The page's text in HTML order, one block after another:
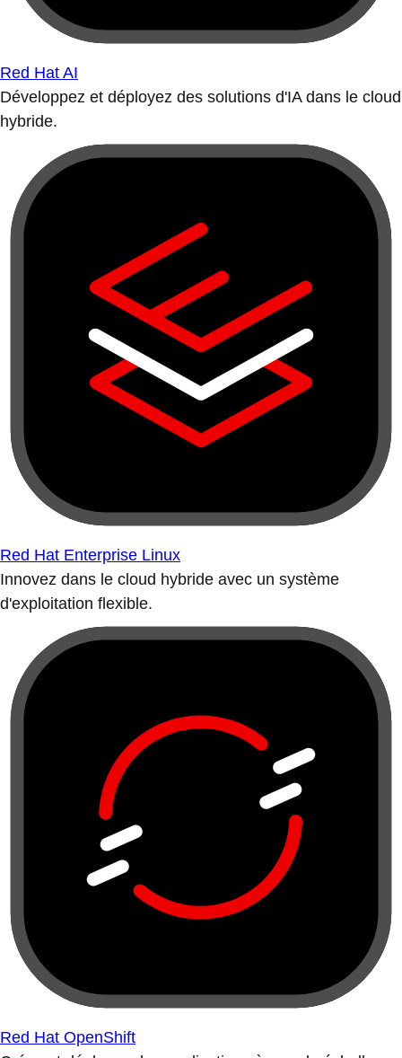
Red Hat AI
Développez et déployez des solutions d'IA dans le cloud
hybride.
Red Hat Enterprise Linux
Innovez dans le cloud hybride avec un système
d'exploitation flexible.
Red Hat OpenShift